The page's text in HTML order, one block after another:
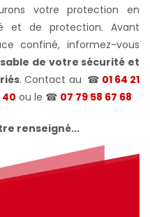
votre protection en
et de protection. Avant
confiné, informez-vous
de votre sécurité et
. Contact au ☎ 01 64 21
40 ou le ☎ 07 79 58 67 68
renseigné...